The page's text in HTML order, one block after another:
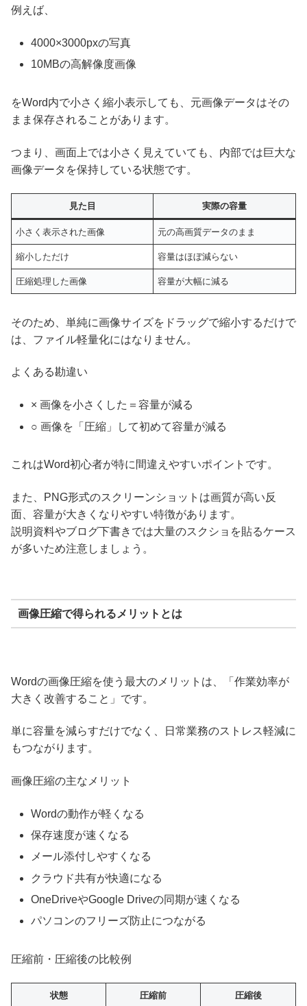
例えば、
4000×3000pxの写真
10MBの高解像度画像
をWord内で小さく縮小表示しても、元画像データはその
まま保存されることがあります。
つまり、画面上では小さく見えていても、内部では巨大な
画像データを保持している状態です。
見た目 実際の容量
小さく表示された画像 元の高画質データのまま
縮小しただけ 容量はほぼ減らない
圧縮処理した画像 容量が大幅に減る
そのため、単純に画像サイズをドラッグで縮小するだけで
は、ファイル軽量化にはなりません。
よくある勘違い
× 画像を小さくした＝容量が減る
○ 画像を「圧縮」して初めて容量が減る
これはWord初心者が特に間違えやすいポイントです。
また、PNG形式のスクリーンショットは画質が高い反
面、容量が大きくなりやすい特徴があります。
説明資料やブログ下書きでは大量のスクショを貼るケース
が多いため注意しましょう。
画像圧縮で得られるメリットとは
Wordの画像圧縮を使う最大のメリットは、「作業効率が
大きく改善すること」です。
単に容量を減らすだけでなく、日常業務のストレス軽減に
もつながります。
画像圧縮の主なメリット
Wordの動作が軽くなる
保存速度が速くなる
メール添付しやすくなる
クラウド共有が快適になる
OneDriveやGoogle Driveの同期が速くなる
パソコンのフリーズ防止につながる
圧縮前・圧縮後の比較例
状態 圧縮前 圧縮後